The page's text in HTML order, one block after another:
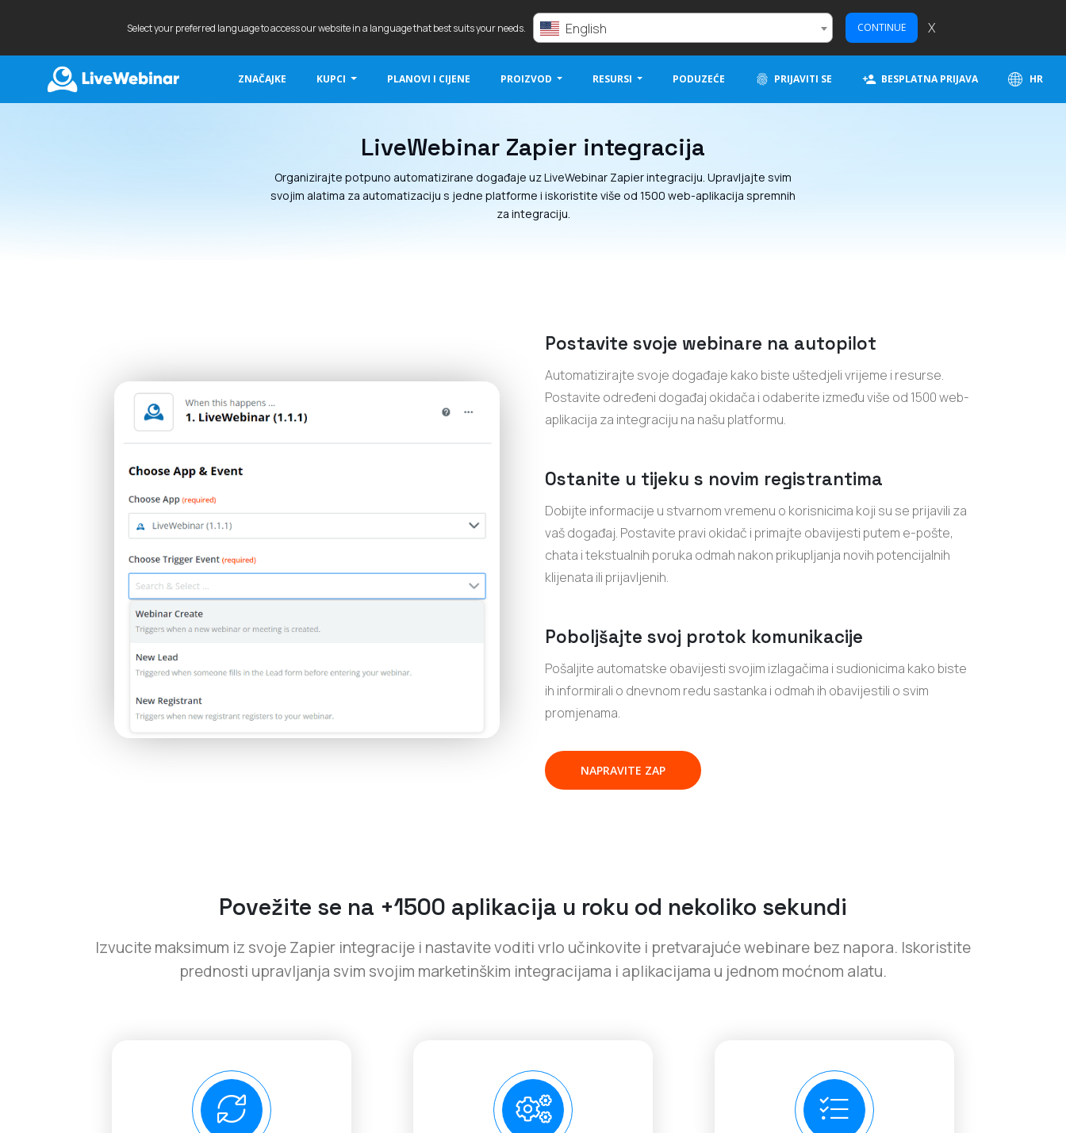
Select your preferred language to access our website in a language that best suits your needs. English CONTINUE X
ZNAČAJKE KUPCI PLANOVI I CIJENE PROIZVOD RESURSI PODUZEĆE PRIJAVITI SE BESPLATNA PRIJAVA HR
LiveWebinar Zapier integracija
Organizirajte potpuno automatizirane događaje uz LiveWebinar Zapier integraciju. Upravljajte svim
svojim alatima za automatizaciju s jedne platforme i iskoristite više od 1500 web-aplikacija spremnih
za integraciju.
Postavite svoje webinare na autopilot
Automatizirajte svoje događaje kako biste uštedjeli vrijeme i resurse.
Postavite određeni događaj okidača i odaberite između više od 1500 web-
aplikacija za integraciju na našu platformu.
Ostanite u tijeku s novim registrantima
Dobijte informacije u stvarnom vremenu o korisnicima koji su se prijavili za
vaš događaj. Postavite pravi okidač i primajte obavijesti putem e-pošte,
chata i tekstualnih poruka odmah nakon prikupljanja novih potencijalnih
klijenata ili prijavljenih.
Poboljšajte svoj protok komunikacije
Pošaljite automatske obavijesti svojim izlagačima i sudionicima kako biste
ih informirali o dnevnom redu sastanka i odmah ih obavijestili o svim
promjenama.
NAPRAVITE ZAP
Povežite se na +1500 aplikacija u roku od nekoliko sekundi
Izvucite maksimum iz svoje Zapier integracije i nastavite voditi vrlo učinkovite i pretvarajuće webinare bez napora. Iskoristite
prednosti upravljanja svim svojim marketinškim integracijama i aplikacijama u jednom moćnom alatu.